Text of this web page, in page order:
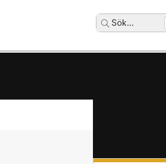
Sök...